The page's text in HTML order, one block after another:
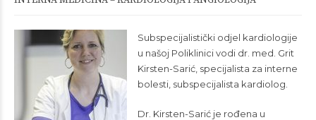
Subspecijalistički odjel kardiologije
u našoj Poliklinici vodi dr. med. Grit
Kirsten-Sarić, specijalista za interne
bolesti, subspecijalista kardiolog.
Dr. Kirsten-Sarić je rođena u